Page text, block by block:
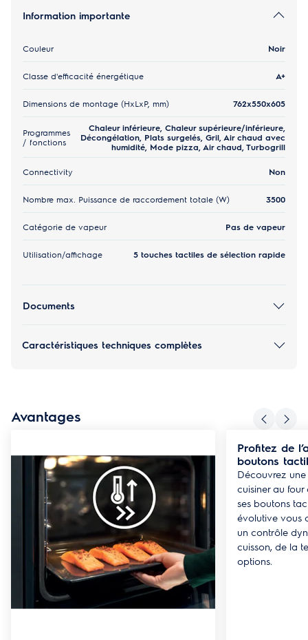
Information importante
Couleur Noir
Classe d'efficacité énergétique A+
Dimensions de montage (HxLxP, mm) 762x550x605
Programmes
/ fonctions
Chaleur inférieure, Chaleur supérieure/inférieure,
Décongélation, Plats surgelés, Gril, Air chaud avec
humidité, Mode pizza, Air chaud, Turbogrill
Connectivity Non
Nombre max. Puissance de raccordement totale (W) 3500
Catégorie de vapeur Pas de vapeur
Utilisation/affichage 5 touches tactiles de sélection rapide
Documents
Caractéristiques techniques complètes
Avantages
Profitez de
boutons
Découvrez
cuisiner au four
ses boutons
évolutive vous
un contrôle
cuisson, de la
options.